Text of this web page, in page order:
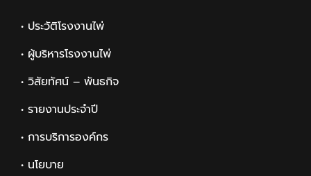
• ประวัติโรงงานไพ่
• ผู้บริหารโรงงานไพ่
• วิสัยทัศน์ – พันธกิจ
• รายงานประจำปี
• การบริการองค์กร
• นโยบาย